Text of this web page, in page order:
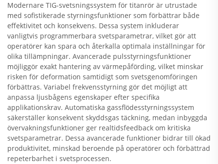
Modernare TIG-svetsningssystem för titanrör är utrustade
med sofistikerade styrningsfunktioner som förbättrar både
effektivitet och konsekvens. Dessa system inkluderar
vanligtvis programmerbara svetsparametrar, vilket gör att
operatörer kan spara och återkalla optimala inställningar för
olika tillämpningar. Avancerade pulsstyrningsfunktioner
möjliggör exakt hantering av värmepåförding, vilket minskar
risken för deformation samtidigt som svetsgenomföringen
förbättras. Variabel frekvensstyrning gör det möjligt att
anpassa ljusbågens egenskaper efter specifika
applikationskrav. Automatiska gassflödesstyrningssystem
säkerställer konsekvent skyddsgas täckning, medan inbyggda
övervakningsfunktioner ger realtidsfeedback om kritiska
svetsparametrar. Dessa avancerade funktioner bidrar till ökad
produktivitet, minskad beroende på operatörer och förbättrad
repeterbarhet i svetsprocessen.